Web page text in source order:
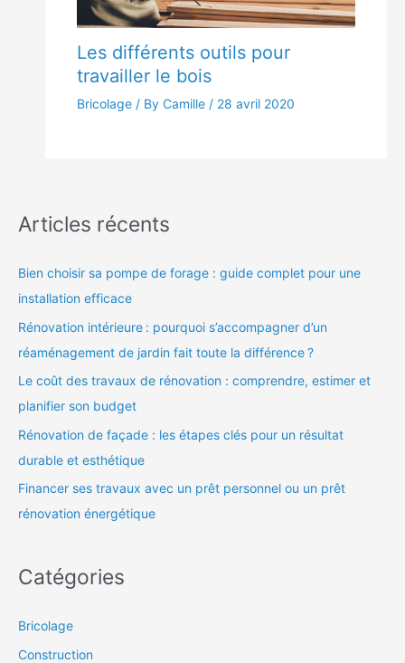
Les différents outils pour
travailler le bois
Bricolage / By Camille / 28 avril 2020
Articles récents
Bien choisir sa pompe de forage : guide complet pour une
installation efficace
Rénovation intérieure : pourquoi s’accompagner d’un
réaménagement de jardin fait toute la différence ?
Le coût des travaux de rénovation : comprendre, estimer et
planifier son budget
Rénovation de façade : les étapes clés pour un résultat
durable et esthétique
Financer ses travaux avec un prêt personnel ou un prêt
rénovation énergétique
Catégories
Bricolage
Construction